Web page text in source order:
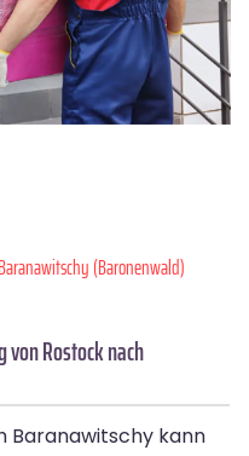
(Baronenwald)
Rostock nach
Baranawitschy kann